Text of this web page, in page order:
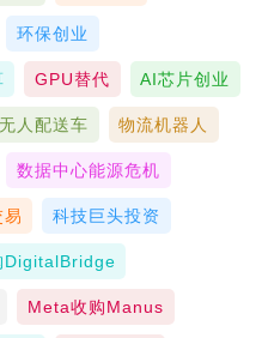
环保创业
GPU替代 AI芯片创业
无人配送车 物流机器人
数据中心能源危机
科技巨头投资
DigitalBridge
Meta收购Manus